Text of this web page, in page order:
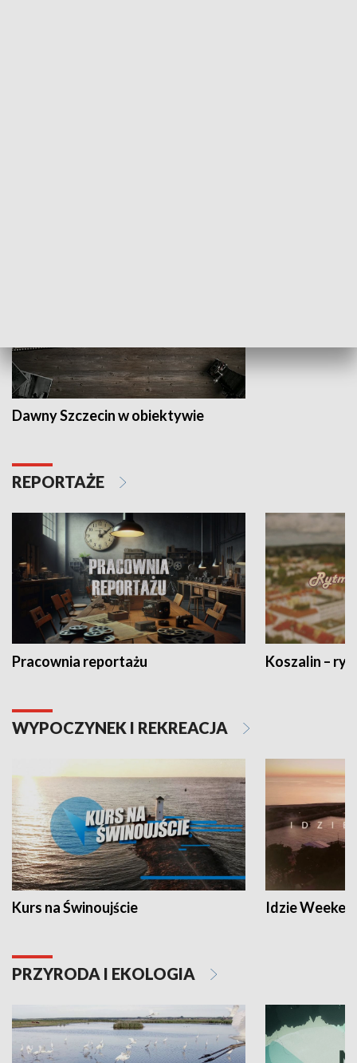
Dawny Szczecin w obiektywie
REPORTAŻE
Pracownia reportażu Koszalin –
WYPOCZYNEK I REKREACJA
Kurs na Świnoujście Idzie
PRZYRODA I EKOLOGIA